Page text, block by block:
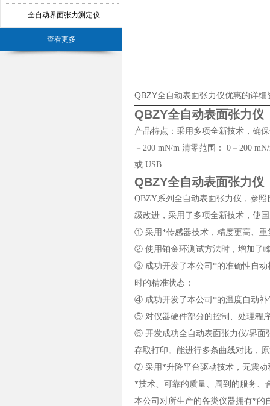
全自动界面张力测定仪
查看更多
QBZY全自动表面张力仪优惠的详细
QBZY全自动表面张力仪
产品特点：采用多项全新技术，确
－200 mN/m 清零范围： 0－200
或 USB
QBZY全自动表面张力仪
QBZY系列全自动表面张力仪，参
级改进，采用了多项全新技术，使
① 采用*传感器技术，精度更高、
② 使用铂金环测试方法时，增加了
③ 成功开发了本公司*的准确性自动
时的精准状态；
④ 成功开发了本公司*的温度自动
⑤ 对仪器硬件部分的控制、处理程
⑥ 开发成功全自动表面张力仪/界面
存取打印。能进行多条曲线对比，
⑦ 采用*升降平台驱动技术，无震
*技术、可靠的质量、周到的服务、
本公司对所生产的各类仪器拥有*的